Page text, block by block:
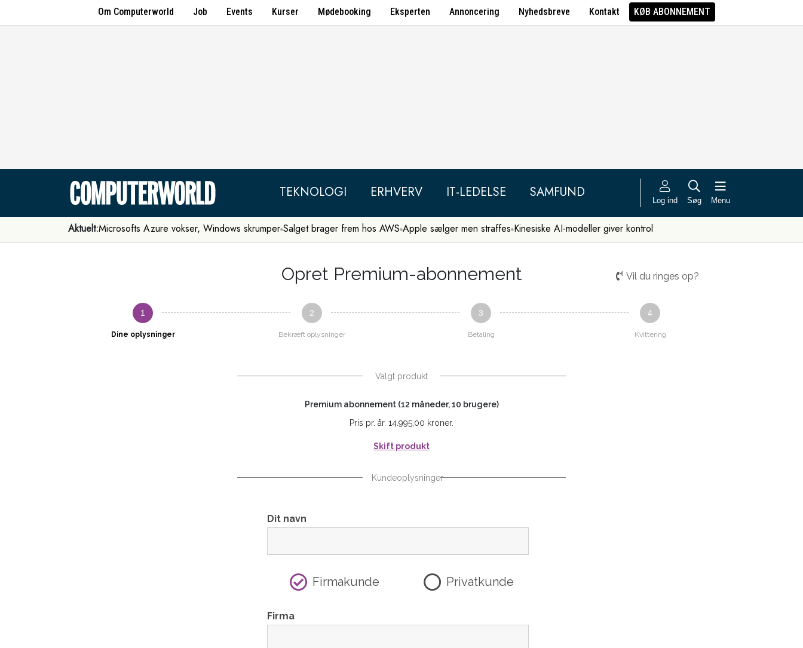
Om Computerworld Job Events Kurser Mødebooking Eksperten Annoncering Nyhedsbreve Kontakt KØB ABONNEMENT
TEKNOLOGI ERHVERV IT-LEDELSE SAMFUND Log ind Søg Menu
Aktuelt:Microsofts Azure vokser, Windows skrumper Salget brager frem hos AWS Apple sælger men straffes Kinesiske AI-modeller giver kontrol
Opret Premium-abonnement Vil du ringes op?
1
Dine oplysninger
2
Bekræft oplysninger
3
Betaling
4
Kvittering
Valgt produkt
Premium abonnement (12 måneder, 10 brugere)
Pris pr. år. 14.995,00 kroner.
Skift produkt
Kundeoplysninger
Dit navn
Firmakunde Privatkunde
Firma